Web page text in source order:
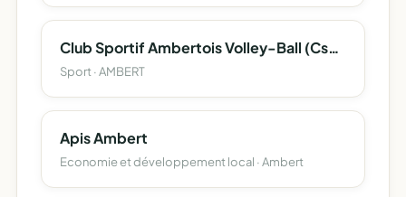
Club Sportif Ambertois Volley-Ball (Csa Volley-Ball)
Sport · AMBERT
Apis Ambert
Economie et développement local · Ambert